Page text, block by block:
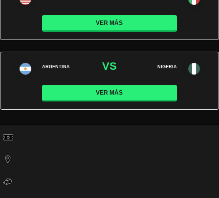
VER MÁS
ARGENTINA VS NIGERIA
VER MÁS